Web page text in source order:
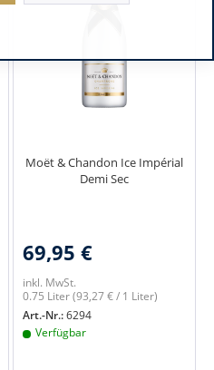
Moët & Chandon Ice Impérial
Demi Sec
69,95 €
inkl. MwSt.
0.75 Liter(93,27 € / 1 Liter)
Art.-Nr.:6294
Verfügbar